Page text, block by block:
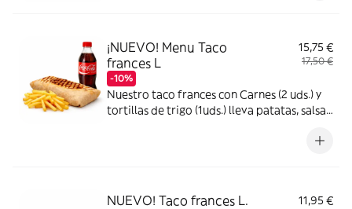
¡NUEVO! Menu Taco
frances L
-10%
15,75 €
17,50 €
Nuestro taco frances con Carnes (2 uds.) y
tortillas de trigo (1uds.) lleva patatas, salsa
NUEVO! Taco frances L. 11,95 €